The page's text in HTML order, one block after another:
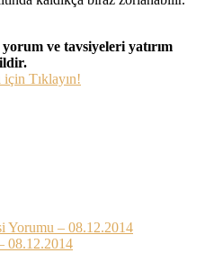
ve tavsiyeleri yatırım
için Tıklayın!
Yorumu – 08.12.2014
08.12.2014